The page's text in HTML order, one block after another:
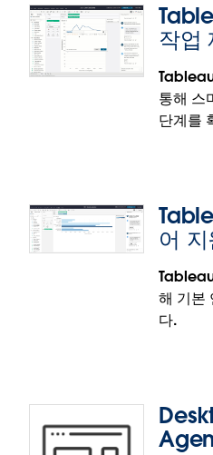
Snowflake에 대한
명을 더 나은 방식으로 제어
하십시오.
작업
통해 스
단계를
Tableau Agent
Tableau Agent 후속 제안
수정한 후 상황에 맞는 다
간소화할 수 있습니다.
어 지
해 기본
다.
Tableau Agent